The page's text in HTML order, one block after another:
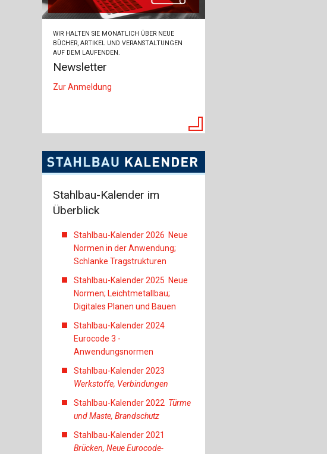
WIR HALTEN SIE MONATLICH ÜBER NEUE
BÜCHER, ARTIKEL UND VERANSTALTUNGEN
AUF DEM LAUFENDEN.
Newsletter
Zur Anmeldung
Stahlbau-Kalender im
Überblick
Stahlbau-Kalender 2026 Neue
Normen in der Anwendung;
Schlanke Tragstrukturen
Stahlbau-Kalender 2025 Neue
Normen; Leichtmetallbau;
Digitales Planen und Bauen
Stahlbau-Kalender 2024
Eurocode 3 -
Anwendungsnormen
Stahlbau-Kalender 2023
Werkstoffe, Verbindungen
Stahlbau-Kalender 2022 Türme
und Maste, Brandschutz
Stahlbau-Kalender 2021
Brücken, Neue Eurocode-